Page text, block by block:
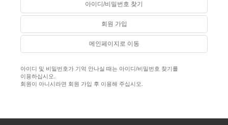
아이디/비밀번호 찾기
회원 가입
메인페이지로 이동
아이디 및 비밀번호가 기억 안나실 때는 아이디/비밀번호 찾기를
이용하십시오.
회원이 아니시라면 회원 가입 후 이용해 주십시오.